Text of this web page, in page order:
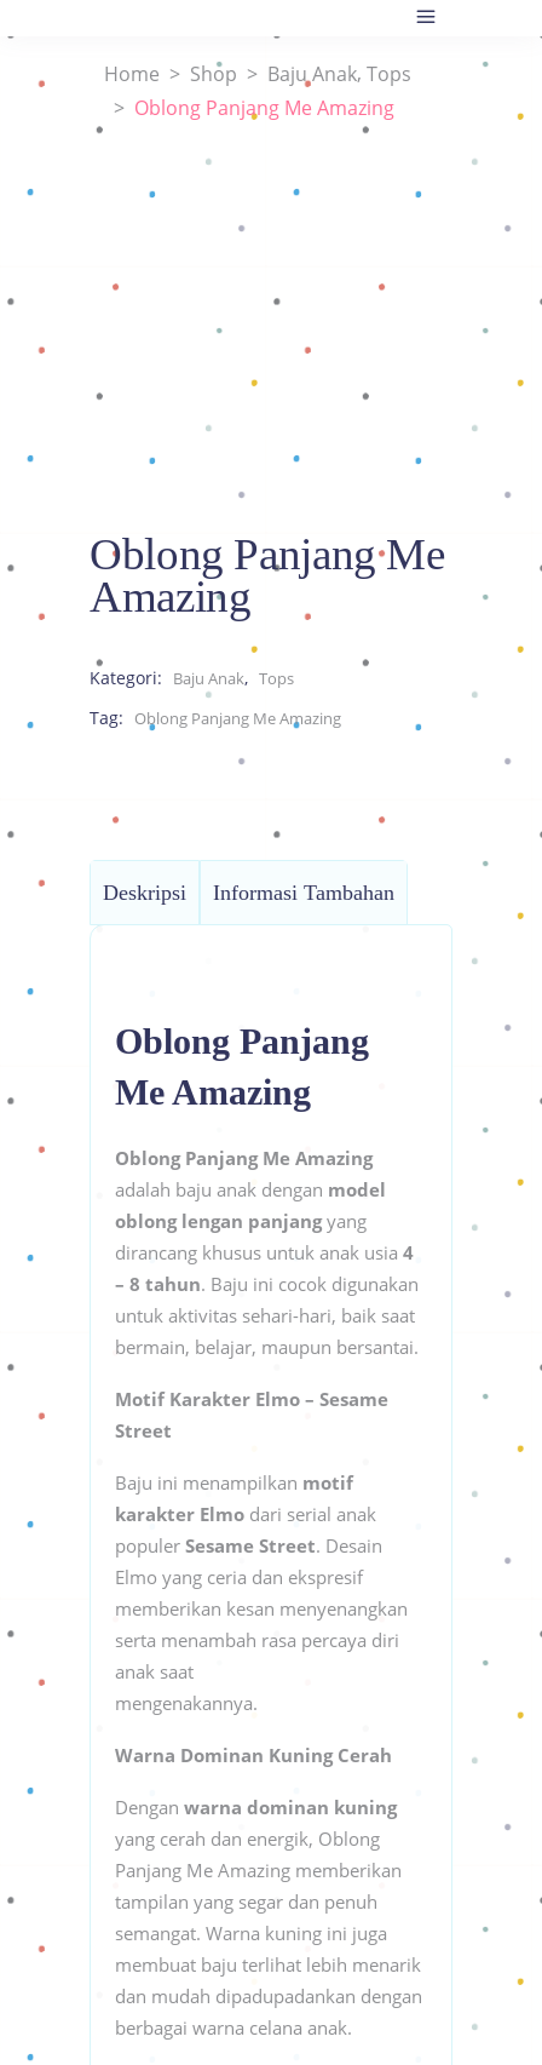
Home > Shop > Baju Anak, Tops
> Oblong Panjang Me Amazing
Oblong Panjang Me
Amazing
Kategori: Baju Anak, Tops
Tag: Oblong Panjang Me Amazing
Deskripsi Informasi Tambahan
Oblong Panjang
Me Amazing
Oblong Panjang Me Amazing
adalah baju anak dengan model
oblong lengan panjangyang
dirancang khusus untuk anak usia 4
– 8 tahun. Baju ini cocok digunakan
untuk aktivitas sehari-hari, baik saat
bermain, belajar, maupun bersantai.
Motif Karakter Elmo – Sesame
Street
Baju ini menampilkan motif
karakter Elmo dari serial anak
populer Sesame Street. Desain
Elmo yang ceria dan ekspresif
memberikan kesan menyenangkan
serta menambah rasa percaya diri
anak saat
mengenakannya.
Warna Dominan Kuning Cerah
Dengan warna dominan kuning
yang cerah dan energik, Oblong
Panjang Me Amazing memberikan
tampilan yang segar dan penuh
semangat. Warna kuning ini juga
membuat baju terlihat lebih menarik
dan mudah dipadupadankan dengan
berbagai warna celana anak.